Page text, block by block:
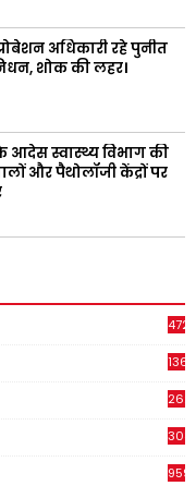
अधिकारी रहे पुनीत
शोक की लहर।
आदेस स्वास्थ्य विभाग की
और पैथोलॉजी केंद्रों पर
4721
1368
308
959